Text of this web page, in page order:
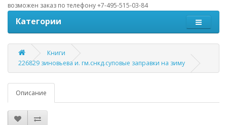
возможен заказ по телефону +7-495-515-03-84
Категории
Книги
226829 зиновьева и. гм.снкд.суповые заправки на зиму
Описание